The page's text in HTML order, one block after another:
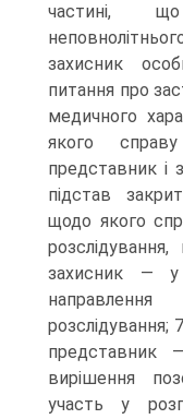
частині,
захисник
питання про
медичного
якого
представник і
підстав
щодо якого
захисник — у
розслідування;
представник
вирішення
участь у